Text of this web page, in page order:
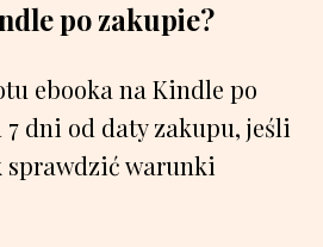
po zakupie?
ebooka na Kindle po
dni od daty zakupu, jeśli
sprawdzić warunki